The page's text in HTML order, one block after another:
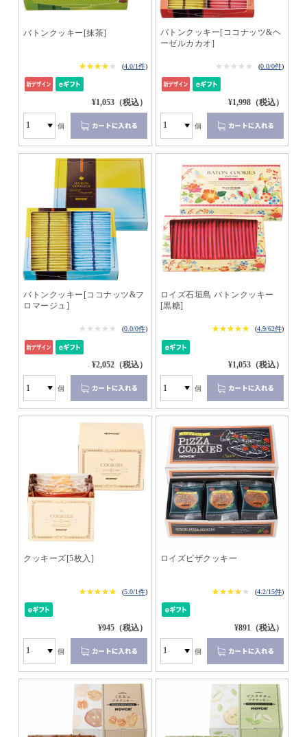
バトンクッキー[抹茶]
★★★★★
★★★★★ (4.0/1件)
¥1,053（税込）
個
バトンクッキー[ココナッツ&ヘ
ーゼルカカオ]
★★★★★
★★★★★ (0.0/0件)
¥1,998（税込）
個
バトンクッキー[ココナッツ&フ
ロマージュ]
★★★★★
★★★★★ (0.0/0件)
¥2,052（税込）
個
ロイズ石垣島 バトンクッキー
[黒糖]
★★★★★
★★★★★ (4.9/62件)
¥1,053（税込）
個
クッキーズ[5枚入]
★★★★★
★★★★★ (5.0/1件)
¥945（税込）
個
ロイズピザクッキー
★★★★★
★★★★★ (4.2/15件)
¥891（税込）
個